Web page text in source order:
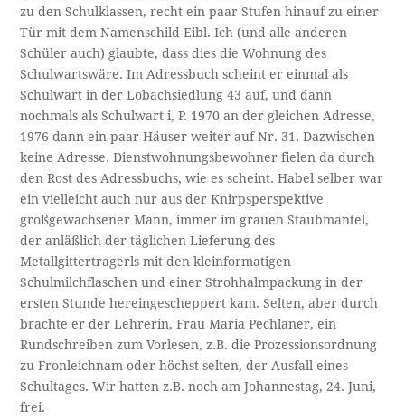
zu den Schulklassen, recht ein paar Stufen hinauf zu einer
Tür mit dem Namenschild Eibl. Ich (und alle anderen
Schüler auch) glaubte, dass dies die Wohnung des
Schulwartswäre. Im Adressbuch scheint er einmal als
Schulwart in der Lobachsiedlung 43 auf, und dann
nochmals als Schulwart i, P. 1970 an der gleichen Adresse,
1976 dann ein paar Häuser weiter auf Nr. 31. Dazwischen
keine Adresse. Dienstwohnungsbewohner fielen da durch
den Rost des Adressbuchs, wie es scheint. Habel selber war
ein vielleicht auch nur aus der Knirpsperspektive
großgewachsener Mann, immer im grauen Staubmantel,
der anläßlich der täglichen Lieferung des
Metallgittertragerls mit den kleinformatigen
Schulmilchflaschen und einer Strohhalmpackung in der
ersten Stunde hereingescheppert kam. Selten, aber durch
brachte er der Lehrerin, Frau Maria Pechlaner, ein
Rundschreiben zum Vorlesen, z.B. die Prozessionsordnung
zu Fronleichnam oder höchst selten, der Ausfall eines
Schultages. Wir hatten z.B. noch am Johannestag, 24. Juni,
frei.